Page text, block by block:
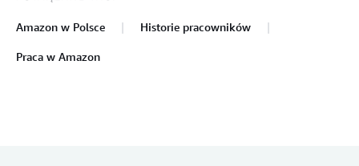
Amazon w Polsce Historie pracowników
Praca w Amazon